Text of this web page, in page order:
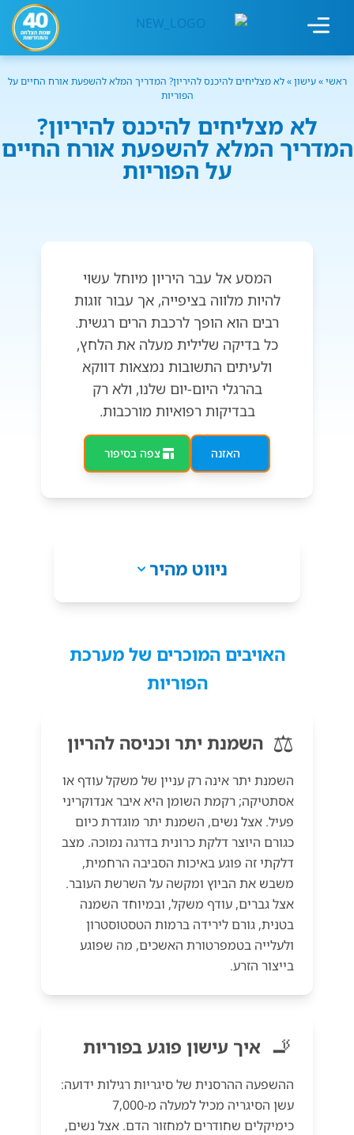
ראשי»עישון»לא מצליחים להיכנס להיריון? המדריך המלא להשפעת אורח החיים על
הפוריות
לא מצליחים להיכנס להיריון?
המדריך המלא להשפעת אורח החיים
על הפוריות
המסע אל עבר היריון מיוחל עשוי
להיות מלווה בציפייה, אך עבור זוגות
רבים הוא הופך לרכבת הרים רגשית.
כל בדיקה שלילית מעלה את הלחץ,
ולעיתים התשובות נמצאות דווקא
בהרגלי היום-יום שלנו, ולא רק
בבדיקות רפואיות מורכבות.
האזנה צפה בסיפור
ניווט מהיר
האויבים המוכרים של מערכת
הפוריות
⚖️ השמנת יתר וכניסה להריון
השמנת יתר אינה רק עניין של משקל עודף או
אסתטיקה; רקמת השומן היא איבר אנדוקריני
פעיל. אצל נשים, השמנת יתר מוגדרת כיום
כגורם היוצר דלקת כרונית בדרגה נמוכה. מצב
דלקתי זה פוגע באיכות הסביבה הרחמית,
משבש את הביוץ ומקשה על השרשת העובר.
אצל גברים, עודף משקל, ובמיוחד השמנה
בטנית, גורם לירידה ברמות הטסטוסטרון
ולעלייה בטמפרטורת האשכים, מה שפוגע
בייצור הזרע.
🚬 איך עישון פוגע בפוריות
ההשפעה ההרסנית של סיגריות רגילות ידועה:
עשן הסיגריה מכיל למעלה מ-7,000
כימיקלים שחודרים למחזור הדם. אצל נשים,